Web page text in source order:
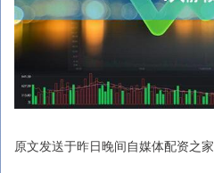
原文发送于昨日晚间自媒体配资之家